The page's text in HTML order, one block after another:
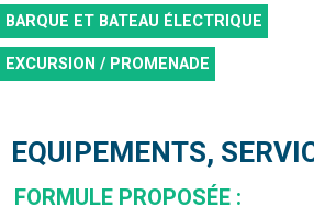
BARQUE ET BATEAU ÉLECTRIQUE
EXCURSION / PROMENADE
EQUIPEMENTS,
FORMULE PROPOSÉE :